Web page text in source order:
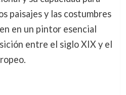
paisajes y las costumbres
en un pintor esencial
entre el siglo XIX y el